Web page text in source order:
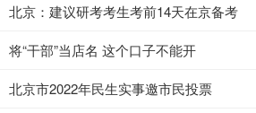
北京：建议研考考生考前14天在京备考
将“干部”当店名 这个口子不能开
北京市2022年民生实事邀市民投票